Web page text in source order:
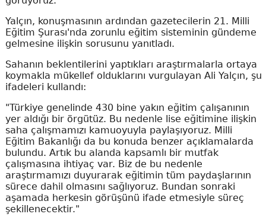
Yalçın, konuşmasının ardından gazetecilerin 21. Milli
Eğitim Şurası'nda zorunlu eğitim sisteminin gündeme
gelmesine ilişkin sorusunu yanıtladı.
Sahanın beklentilerini yaptıkları araştırmalarla ortaya
koymakla mükellef olduklarını vurgulayan Ali Yalçın, şu
ifadeleri kullandı:
"Türkiye genelinde 430 bine yakın eğitim çalışanının
yer aldığı bir örgütüz. Bu nedenle lise eğitimine ilişkin
saha çalışmamızı kamuoyuyla paylaşıyoruz. Milli
Eğitim Bakanlığı da bu konuda benzer açıklamalarda
bulundu. Artık bu alanda kapsamlı bir mutfak
çalışmasına ihtiyaç var. Biz de bu nedenle
araştırmamızı duyurarak eğitimin tüm paydaşlarının
sürece dahil olmasını sağlıyoruz. Bundan sonraki
aşamada herkesin görüşünü ifade etmesiyle süreç
şekillenecektir."